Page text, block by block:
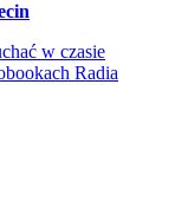
w czasie
Radia